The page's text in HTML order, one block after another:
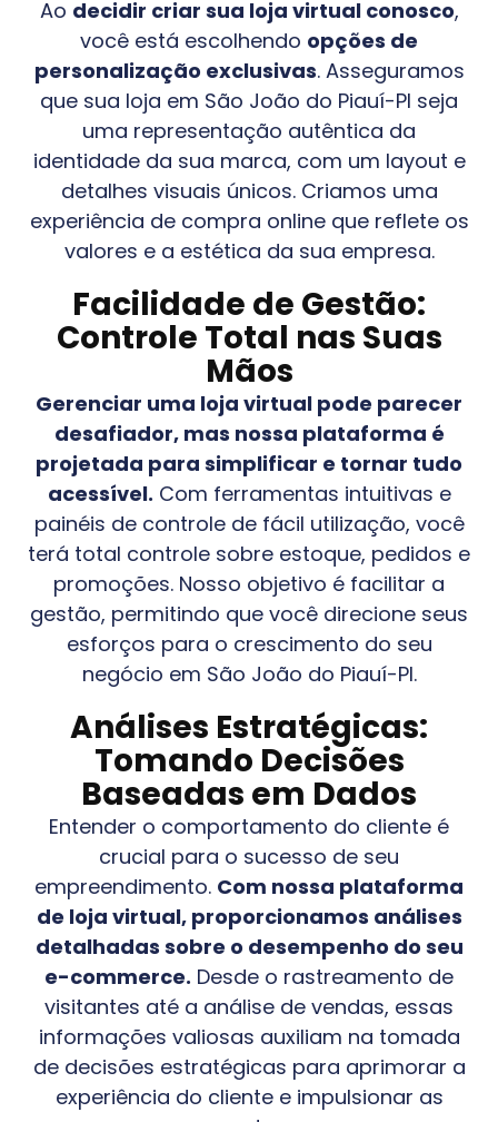
Ao decidir criar sua loja virtual conosco,
você está escolhendo opções de
personalização exclusivas. Asseguramos
que sua loja em São João do Piauí-PI seja
uma representação autêntica da
identidade da sua marca, com um layout e
detalhes visuais únicos. Criamos uma
experiência de compra online que reflete os
valores e a estética da sua empresa.
Facilidade de Gestão:
Controle Total nas Suas
Mãos
Gerenciar uma loja virtual pode parecer
desafiador, mas nossa plataforma é
projetada para simplificar e tornar tudo
acessível. Com ferramentas intuitivas e
painéis de controle de fácil utilização, você
terá total controle sobre estoque, pedidos e
promoções. Nosso objetivo é facilitar a
gestão, permitindo que você direcione seus
esforços para o crescimento do seu
negócio em São João do Piauí-PI.
Análises Estratégicas:
Tomando Decisões
Baseadas em Dados
Entender o comportamento do cliente é
crucial para o sucesso de seu
empreendimento. Com nossa plataforma
de loja virtual, proporcionamos análises
detalhadas sobre o desempenho do seu
e-commerce. Desde o rastreamento de
visitantes até a análise de vendas, essas
informações valiosas auxiliam na tomada
de decisões estratégicas para aprimorar a
experiência do cliente e impulsionar as